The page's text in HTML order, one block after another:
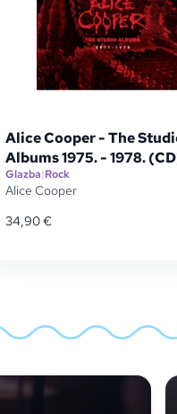
Alice Cooper - The
Albums 1975. - 1978.
Glazba|Rock
Alice Cooper
34,90€